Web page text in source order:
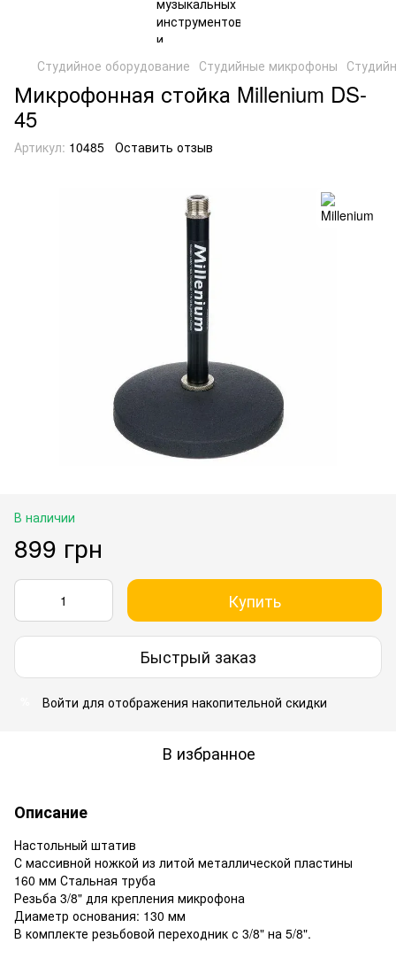
Студийное оборудование Студийные микрофоны
Микрофонная стойка Millenium DS-
45
Артикул: 10485 Оставить отзыв
В наличии
899 грн
Купить
Быстрый заказ
Войти для отображения накопительной скидки
В избранное
Описание
Настольный штатив
С массивной ножкой из литой металлической пластины
160 мм Стальная труба
Резьба 3/8" для крепления микрофона
Диаметр основания: 130 мм
В комплекте резьбовой переходник с 3/8" на 5/8".